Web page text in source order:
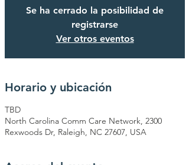
Se ha cerrado la posibilidad de
registrarse
Ver otros eventos
Horario y ubicación
TBD
North Carolina Comm Care Network, 2300
Rexwoods Dr, Raleigh, NC 27607, USA